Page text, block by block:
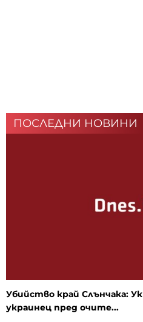
ПОСЛЕДНИ НОВИНИ
Убийство край Слънчака:
украинец пред очите...